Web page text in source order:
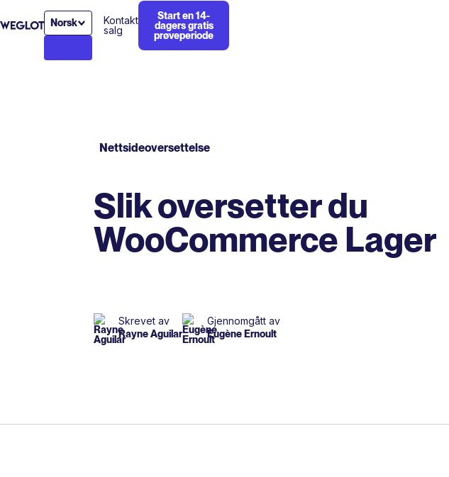
Norsk
Kontakt
salg
Start en 14-
dagers gratis
prøveperiode
Nettsideoversettelse
Slik oversetter du
WooCommerce Lager
Skrevet av
Rayne Aguilar
Gjennomgått av
Eugène Ernoult